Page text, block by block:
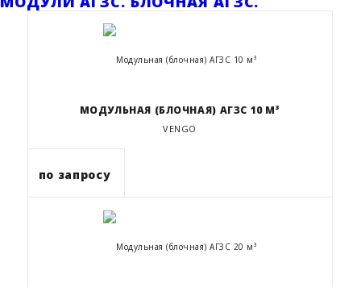
МОДУЛЬНАЯ (БЛОЧНАЯ) АГЗС 10 М³
VENGO
по запросу